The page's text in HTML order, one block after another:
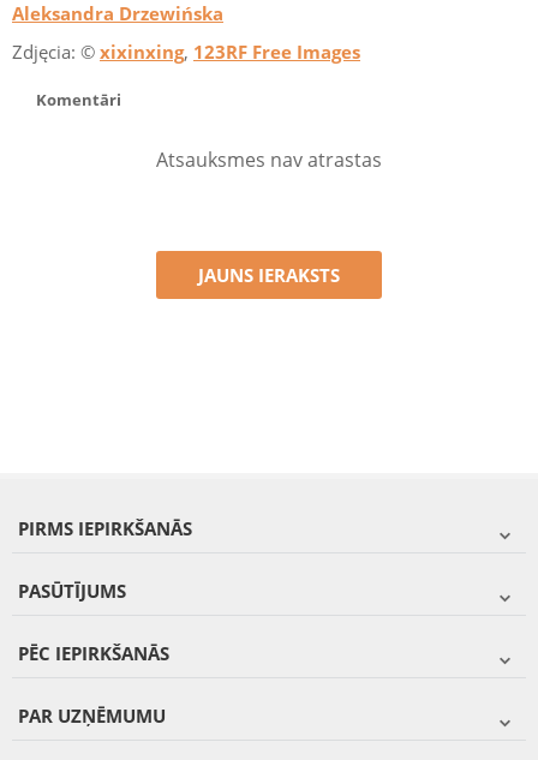
Aleksandra Drzewińska
Zdjęcia: © xixinxing, 123RF Free Images
Komentāri
Atsauksmes nav atrastas
JAUNS IERAKSTS
PIRMS IEPIRKŠANĀS
PASŪTĪJUMS
PĒC IEPIRKŠANĀS
PAR UZŅĒMUMU